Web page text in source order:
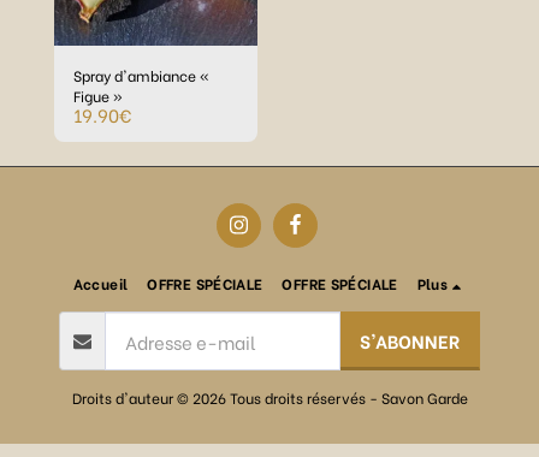
Spray d'ambiance «
Figue »
19.90€
Accueil OFFRE SPÉCIALE OFFRE SPÉCIALE Plus
S'ABONNER
Droits d'auteur © 2026 Tous droits réservés - Savon Garde